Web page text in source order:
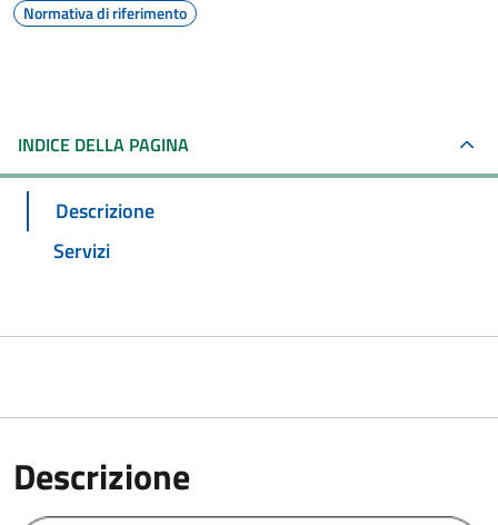
Normativa di riferimento
INDICE DELLA PAGINA
Descrizione
Servizi
Descrizione